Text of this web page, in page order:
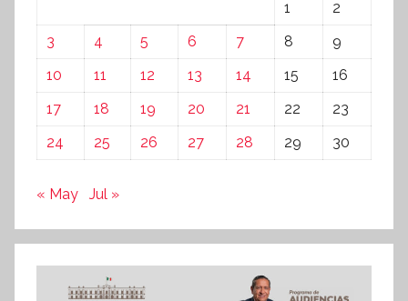
1
2
3
4 5 6 7 8
9
10
11 12 13 14 15
16
17
18 19 20 21 22
23
24
25 26 27 28 29 30
« May Jul »